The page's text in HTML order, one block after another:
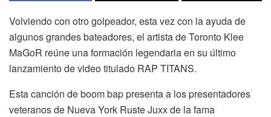
Volviendo con otro golpeador, esta vez con la ayuda de
algunos grandes bateadores, el artista de Toronto Klee
MaGoR reúne una formación legendaria en su último
lanzamiento de video titulado RAP TITANS.
Esta canción de boom bap presenta a los presentadores
veteranos de Nueva York Ruste Juxx de la fama